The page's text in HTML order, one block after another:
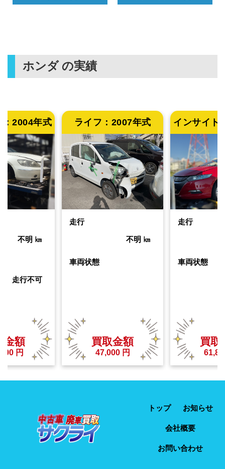
ホンダ の実績
2004年式
不明 ㎞
走行不可
金額
円
ライフ： 2007年式
走行
不明 ㎞
車両状態
買取金額
47,000 円
インサイト
走行
車両状態
買取
トップ お知らせ
会社概要
お問い合わせ